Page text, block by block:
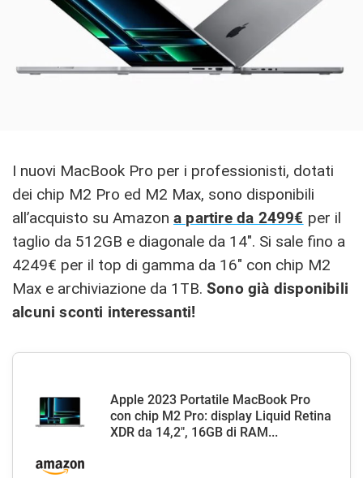
I nuovi MacBook Pro per i professionisti, dotati
dei chip M2 Pro ed M2 Max, sono disponibili
all’acquisto su Amazon a partire da 2499€ per il
taglio da 512GB e diagonale da 14″. Si sale fino a
4249€ per il top di gamma da 16″ con chip M2
Max e archiviazione da 1TB. Sono già disponibili
alcuni sconti interessanti!
Apple 2023 Portatile MacBook Pro
con chip M2 Pro: display Liquid Retina
XDR da 14,2", 16GB di RAM...